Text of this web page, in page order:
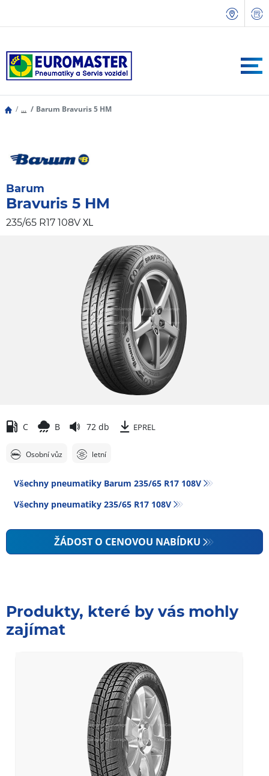
... Barum Bravuris 5 HM
Barum
Bravuris 5 HM
235/65 R17 108V XL
C B 72 db EPREL
Osobní vůz letní
Všechny pneumatiky Barum 235/65 R17 108V
Všechny pneumatiky‎ 235/65 R17 108V
ŽÁDOST O CENOVOU NABÍDKU
Produkty, které by vás mohly
zajímat